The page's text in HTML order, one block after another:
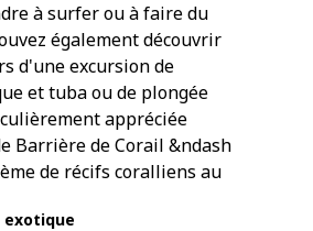
à surfer ou à faire du
également découvrir
d'une excursion de
et tuba ou de plongée
appréciée
Barrière de Corail &ndash
de récifs coralliens au
exotique